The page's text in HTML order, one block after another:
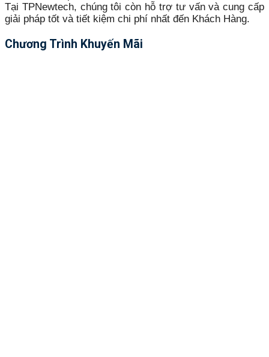
Tại TPNewtech, chúng tôi còn hỗ trợ tư vấn và cung cấp
giải pháp tốt và tiết kiệm chi phí nhất đến Khách Hàng.
Chương Trình Khuyến Mãi